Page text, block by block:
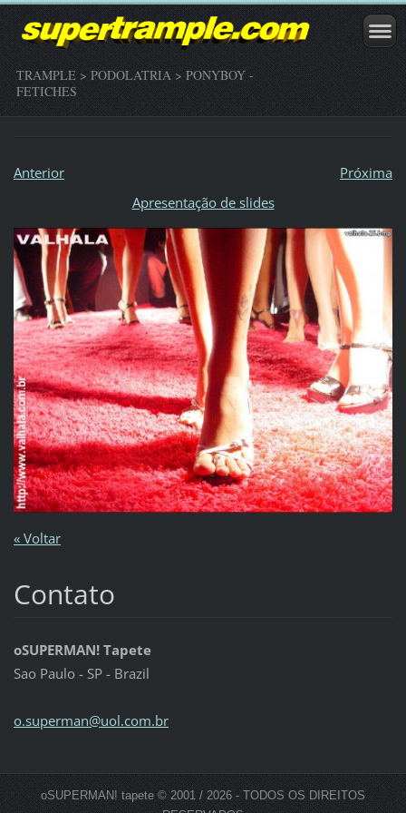
TRAMPLE > PODOLATRIA > PONYBOY -
FETICHES
Anterior
Próxima
Apresentação de slides
« Voltar
Contato
oSUPERMAN! Tapete
Sao Paulo - SP - Brazil
o.superman@uol.com.br
oSUPERMAN! tapete © 2001 / 2026 - TODOS OS DIREITOS